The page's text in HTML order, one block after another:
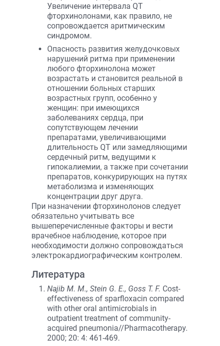
Увеличение интервала QT
фторхинолонами, как правило, не
сопровождается аритмическим
синдромом.
Опасность развития желудочковых
нарушений ритма при применении
любого фторхинолона может
возрастать и становится реальной в
отношении больных старших
возрастных групп, особенно у
женщин: при имеющихся
заболеваниях сердца, при
сопутствующем лечении
препаратами, увеличивающими
длительность QT или замедляющими
сердечный ритм, ведущими к
гипокалиемии, а также при сочетании
препаратов, конкурирующих на путях
метаболизма и изменяющих
концентрации друг друга.
При назначении фторхинолонов следует
обязательно учитывать все
вышеперечисленные факторы и вести
врачебное наблюдение, которое при
необходимости должно сопровождаться
электрокардиографическим контролем.
Литература
Najib M. M., Stein G. E., Goss T. F. Cost-
effectiveness of sparfloxacin compared
with other oral antimicrobials in
outpatient treatment of community-
acquired pneumonia//Pharmacotherapy.
2000; 20: 4: 461-469.